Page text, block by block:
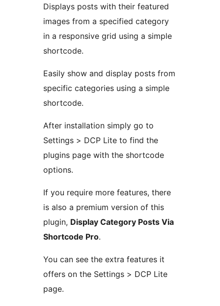
Displays posts with their featured
images from a specified category
in a responsive grid using a simple
shortcode.
Easily show and display posts from
specific categories using a simple
shortcode.
After installation simply go to
Settings > DCP Lite to find the
plugins page with the shortcode
options.
If you require more features, there
is also a premium version of this
plugin, Display Category Posts Via
Shortcode Pro.
You can see the extra features it
offers on the Settings > DCP Lite
page.